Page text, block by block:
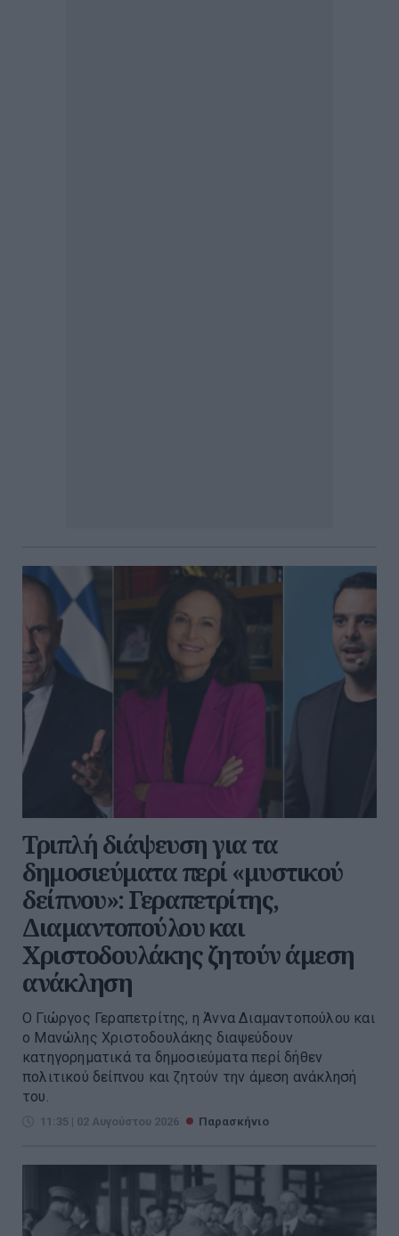
Τριπλή διάψευση για τα
δημοσιεύματα περί «μυστικού
δείπνου»: Γεραπετρίτης,
Διαμαντοπούλου και
Χριστοδουλάκης ζητούν άμεση
ανάκληση
Ο Γιώργος Γεραπετρίτης, η Άννα Διαμαντοπούλου και
ο Μανώλης Χριστοδουλάκης διαψεύδουν
κατηγορηματικά τα δημοσιεύματα περί δήθεν
πολιτικού δείπνου και ζητούν την άμεση ανάκλησή
του.
11:35 | 02 Αυγούστου 2026 Παρασκήνιο